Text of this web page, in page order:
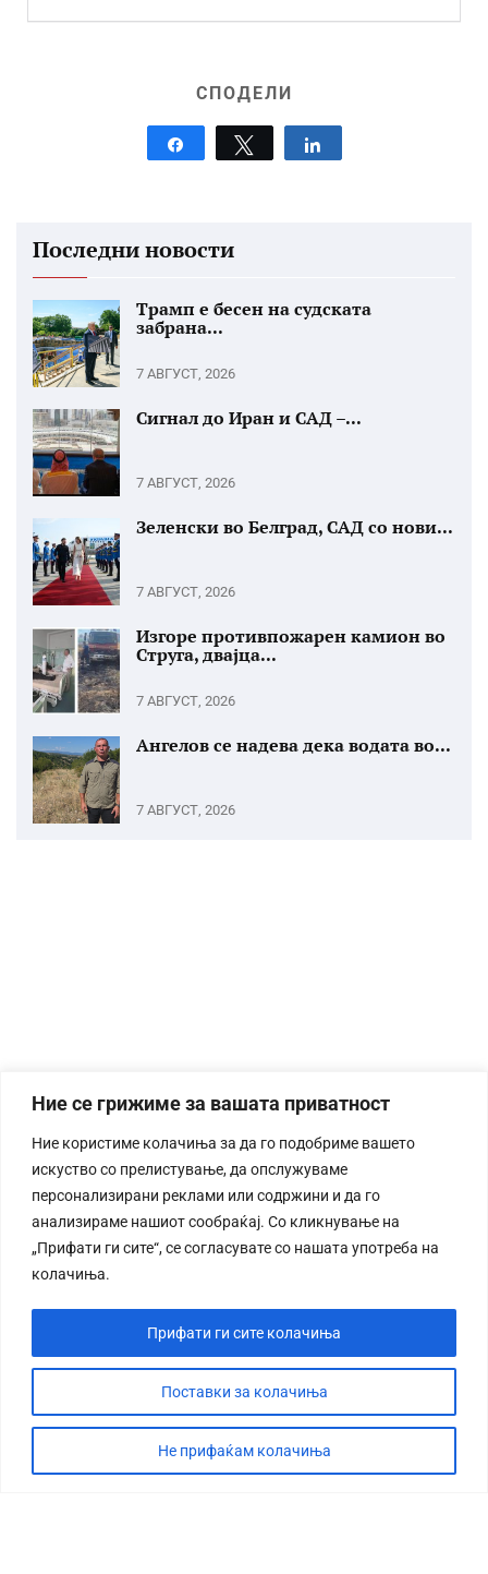
Ние се грижиме за вашата приватност
Ние користиме колачиња за да го подобриме вашето
искуство со прелистување, да опслужуваме
персонализирани реклами или содржини и да го
анализираме нашиот сообраќај. Со кликнување на
„Прифати ги сите“, се согласувате со нашата употреба на
колачиња.
Поставки за колачиња
Не прифаќам колачиња
Прифати ги сите колачиња
СПОДЕЛИ
Tweet
Последни новости
Трамп е бесен на судската
забрана...
7 АВГУСТ, 2026
Сигнал до Иран и САД –...
7 АВГУСТ, 2026
Зеленски во Белград, САД со нови...
7 АВГУСТ, 2026
Изгоре противпожарен камион во
Струга, двајца...
7 АВГУСТ, 2026
Ангелов се надева дека водата во...
7 АВГУСТ, 2026